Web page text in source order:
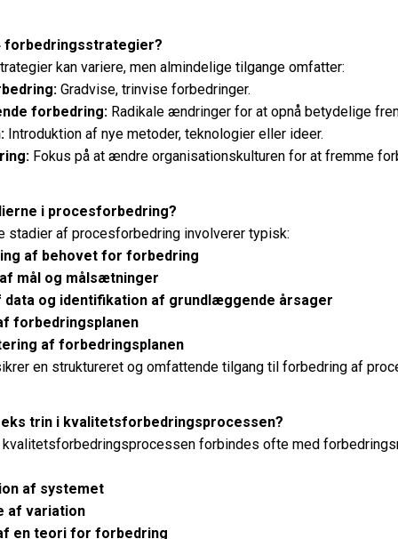
forbedringsstrategier?
kan variere, men almindelige tilgange omfatter:
Gradvise, trinvise forbedringer.
forbedring: Radikale ændringer for at opnå betydelige
Introduktion af nye metoder, teknologier eller ideer.
Fokus på at ændre organisationskulturen for at fremme
i procesforbedring?
stadier af procesforbedring involverer typisk:
af behovet for forbedring
mål og målsætninger
data og identifikation af grundlæggende årsager
forbedringsplanen
af forbedringsplanen
en struktureret og omfattende tilgang til forbedring af
trin i kvalitetsforbedringsprocessen?
forbindes ofte med
af systemet
af variation
en teori for forbedring